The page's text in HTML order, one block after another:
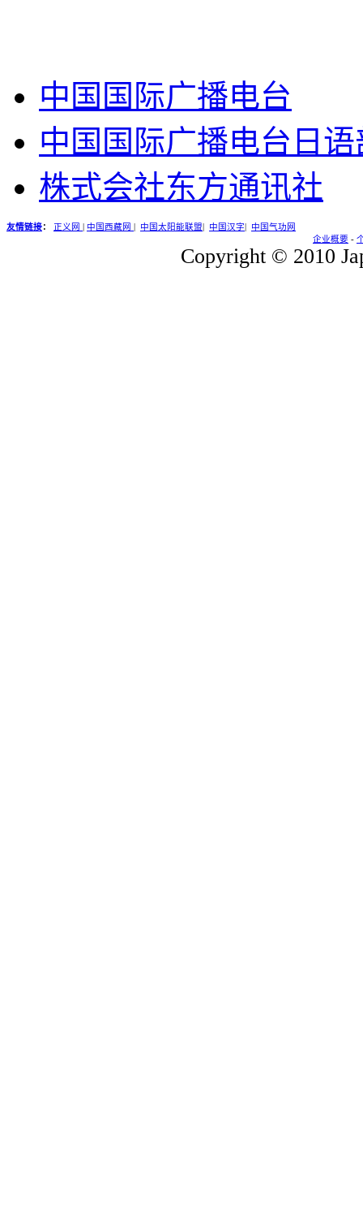
中国国际广播电台
中国国际广播电台日语
株式会社东方通讯社
友情链接： 正义网 中国西藏网 中国太阳能联盟 中国汉字
中国气功网
企业概要 -
Copyright © 2010